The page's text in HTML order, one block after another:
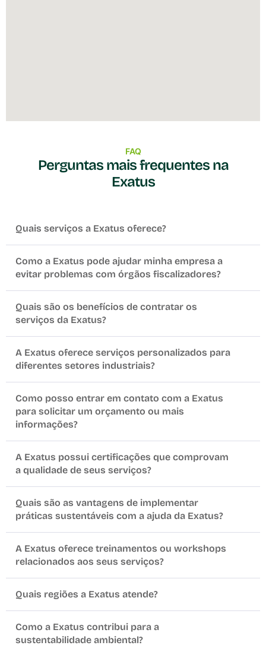
FAQ
Perguntas mais frequentes na
Exatus
Quais serviços a Exatus oferece?
Como a Exatus pode ajudar minha empresa a
evitar problemas com órgãos fiscalizadores?
Quais são os benefícios de contratar os
serviços da Exatus?
A Exatus oferece serviços personalizados para
diferentes setores industriais?
Como posso entrar em contato com a Exatus
para solicitar um orçamento ou mais
informações?
A Exatus possui certificações que comprovam
a qualidade de seus serviços?
Quais são as vantagens de implementar
práticas sustentáveis com a ajuda da Exatus?
A Exatus oferece treinamentos ou workshops
relacionados aos seus serviços?
Quais regiões a Exatus atende?
Como a Exatus contribui para a
sustentabilidade ambiental?